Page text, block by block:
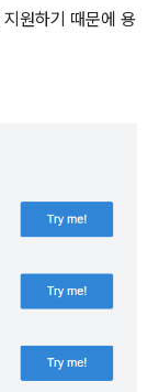
원하기 때문에 용